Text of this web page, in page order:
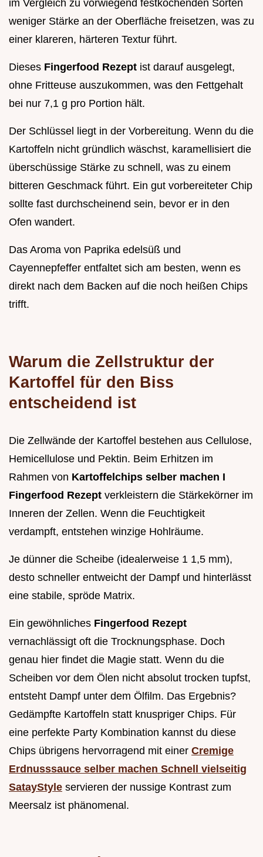
im Vergleich zu vorwiegend festkochenden Sorten
weniger Stärke an der Oberfläche freisetzen, was zu
einer klareren, härteren Textur führt.
Dieses Fingerfood Rezept ist darauf ausgelegt,
ohne Fritteuse auszukommen, was den Fettgehalt
bei nur 7,1 g pro Portion hält.
Der Schlüssel liegt in der Vorbereitung. Wenn du die
Kartoffeln nicht gründlich wäschst, karamellisiert die
überschüssige Stärke zu schnell, was zu einem
bitteren Geschmack führt. Ein gut vorbereiteter Chip
sollte fast durchscheinend sein, bevor er in den
Ofen wandert.
Das Aroma von Paprika edelsüß und
Cayennepfeffer entfaltet sich am besten, wenn es
direkt nach dem Backen auf die noch heißen Chips
trifft.
Warum die Zellstruktur der
Kartoffel für den Biss
entscheidend ist
Die Zellwände der Kartoffel bestehen aus Cellulose,
Hemicellulose und Pektin. Beim Erhitzen im
Rahmen von Kartoffelchips selber machen I
Fingerfood Rezept verkleistern die Stärkekörner im
Inneren der Zellen. Wenn die Feuchtigkeit
verdampft, entstehen winzige Hohlräume.
Je dünner die Scheibe (idealerweise 1 1,5 mm),
desto schneller entweicht der Dampf und hinterlässt
eine stabile, spröde Matrix.
Ein gewöhnliches Fingerfood Rezept
vernachlässigt oft die Trocknungsphase. Doch
genau hier findet die Magie statt. Wenn du die
Scheiben vor dem Ölen nicht absolut trocken tupfst,
entsteht Dampf unter dem Ölfilm. Das Ergebnis?
Gedämpfte Kartoffeln statt knuspriger Chips. Für
eine perfekte Party Kombination kannst du diese
Chips übrigens hervorragend mit einer Cremige
Erdnusssauce selber machen Schnell vielseitig
SatayStyle servieren der nussige Kontrast zum
Meersalz ist phänomenal.